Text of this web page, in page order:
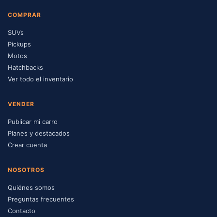
COMPRAR
SUVs
Pickups
Motos
Hatchbacks
Ver todo el inventario
VENDER
Publicar mi carro
Planes y destacados
Crear cuenta
NOSOTROS
Quiénes somos
Preguntas frecuentes
Contacto